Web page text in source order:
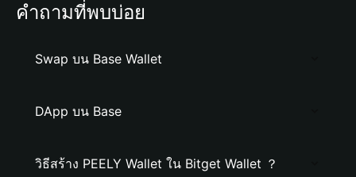
คำถามที่พบบ่อย
Swap บน Base Wallet
DApp บน Base
วิธีสร้าง PEELY Wallet ใน Bitget Wallet ？